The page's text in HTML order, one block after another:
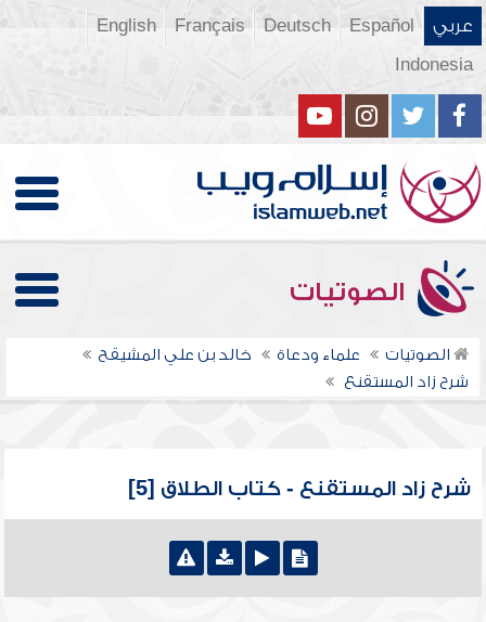
عربي Español
Deutsch
Français
English
Indonesia
الصوتيات
الصوتيات علماء ودعاة
خالد بن علي المشيقح
شرح زاد المستقنع
شرح زاد المستقنع - كتاب الطلاق [5]